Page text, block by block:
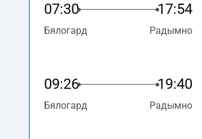
07:30 17:54
Бялогард Радымно
09:26 19:40
Бялогард Радымно